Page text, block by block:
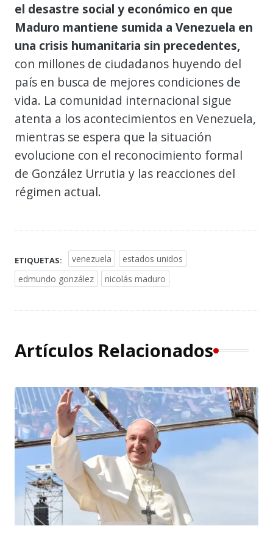
el desastre social y económico en que
Maduro mantiene sumida a Venezuela en
una crisis humanitaria sin precedentes,
con millones de ciudadanos huyendo del
país en busca de mejores condiciones de
vida. La comunidad internacional sigue
atenta a los acontecimientos en Venezuela,
mientras se espera que la situación
evolucione con el reconocimiento formal
de González Urrutia y las reacciones del
régimen actual.
ETIQUETAS: venezuela
estados unidos
edmundo gonzález
nicolás maduro
Artículos Relacionados